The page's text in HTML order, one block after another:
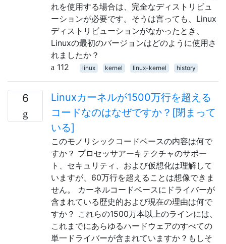
れを使用する場合は、完全なディストリビュ
ーションが必要です。そうは言っても、Linux
ディストリビューションがなかったとき、
Linuxの最初のバージョンはどのように使用さ
れましたか？
112
linux kernel linux-kernel history
6
Linuxカーネルが1500万行を超える
コードなのはなぜですか？[閉まって
いる]
このモノリシックコードベースの内容は何で
すか？ プロセッサアーキテクチャのサポー
ト、セキュリティ、および仮想化は理解して
いますが、60万行を超えることは想像できま
せん。 カーネルコードベースにドライバーが
含まれている歴史的および現在の理由は何で
すか？ これらの1500万本以上のラインには、
これまでにあらゆるハードウェアのすべての
単一ドライバーが含まれていますか？もしそ